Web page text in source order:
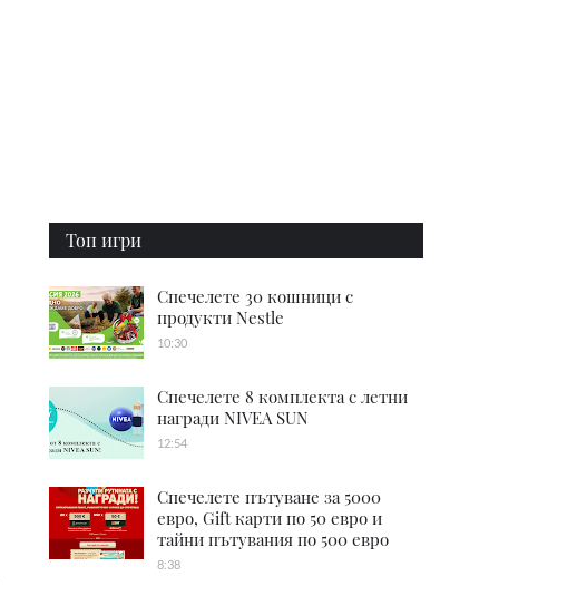
Топ игри
Спечелете 30 кошници с
продукти Nestle
10:30
Спечелете 8 комплекта с летни
награди NIVEA SUN
12:54
Спечелете пътуване за 5000
евро, Gift карти по 50 евро и
тайни пътувания по 500 евро
8:38